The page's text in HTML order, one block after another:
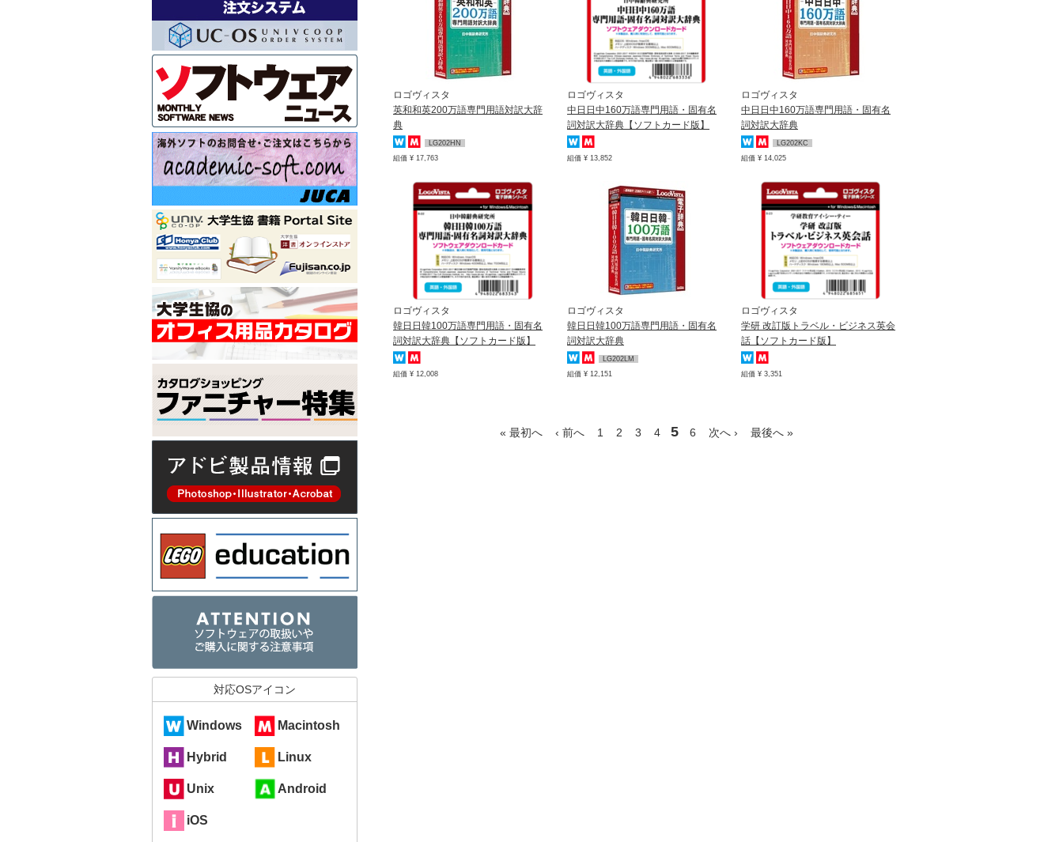
ロゴヴィスタ
英和和英200万語専門用語対訳大辞
典
LG202HN
組価 ¥ 17,763
ロゴヴィスタ
中日日中160万語専門用語・固有名
詞対訳大辞典【ソフトカード版】
組価 ¥ 13,852
ロゴヴィスタ
中日日中160万語専門用語・固有名
詞対訳大辞典
LG202KC
組価 ¥ 14,025
ロゴヴィスタ
韓日日韓100万語専門用語・固有名
詞対訳大辞典【ソフトカード版】
組価 ¥ 12,008
ロゴヴィスタ
韓日日韓100万語専門用語・固有名
詞対訳大辞典
LG202LM
組価 ¥ 12,151
ロゴヴィスタ
学研 改訂版トラベル・ビジネス英会
話【ソフトカード版】
組価 ¥ 3,351
« 最初へ ‹ 前へ 1 2 3 4 5 6 次へ › 最後へ »
対応OSアイコン
Windows Macintosh
Hybrid Linux
Unix Android
iOS